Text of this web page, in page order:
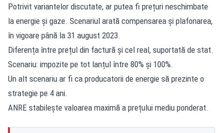
Potrivit variantelor discutate, ar putea fi prețuri neschimbate
la energie și gaze. Scenariul arată compensarea și plafonarea,
în vigoare până la 31 august 2023.
Diferența între prețul din factură și cel real, suportată de stat.
Scenariu: impozite pe tot lanțul între 80% și 100%.
Un alt scenariu ar fi ca producatorii de energie să prezinte o
strategie pe 4 ani.
ANRE stabilește valoarea maximă a prețului mediu ponderat.